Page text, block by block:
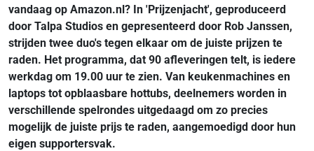
vandaag op Amazon.nl? In 'Prijzenjacht', geproduceerd
door Talpa Studios en gepresenteerd door Rob Janssen,
strijden twee duo's tegen elkaar om de juiste prijzen te
raden. Het programma, dat 90 afleveringen telt, is iedere
werkdag om 19.00 uur te zien. Van keukenmachines en
laptops tot opblaasbare hottubs, deelnemers worden in
verschillende spelrondes uitgedaagd om zo precies
mogelijk de juiste prijs te raden, aangemoedigd door hun
eigen supportersvak.